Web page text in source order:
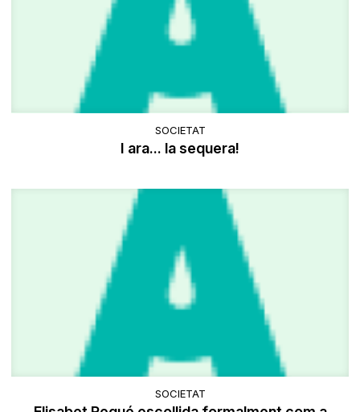
SOCIETAT
I ara... la sequera!
SOCIETAT